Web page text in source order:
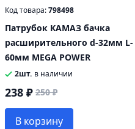
Код товара:798498
Патрубок КАМАЗ бачка
расширительного d-32мм L-
60мм MEGA POWER
2шт. в наличии
238 ₽ 250 ₽
В корзину